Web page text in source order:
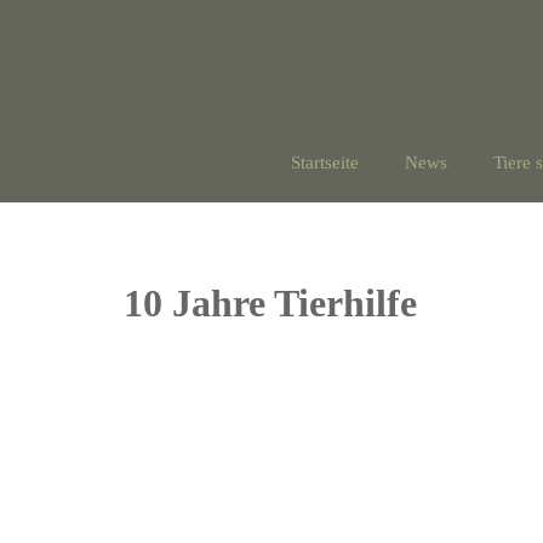
Startseite News Tiere
10 Jahre Tierhilfe